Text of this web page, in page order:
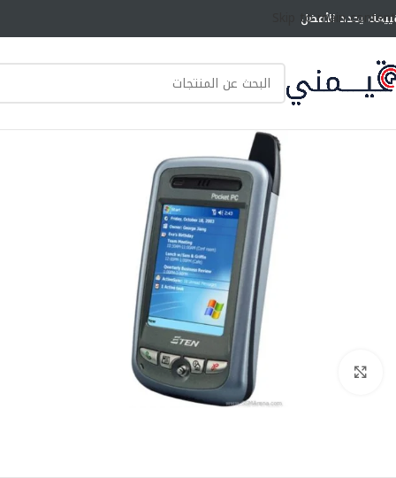
Skip to main content
يحدد الأفضل